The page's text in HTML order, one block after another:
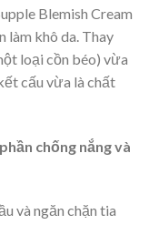
Blemish Cream
làm khô da. Thay
loại cồn béo) vừa
cấu vừa là chất
chống nắng và
và ngăn chặn tia